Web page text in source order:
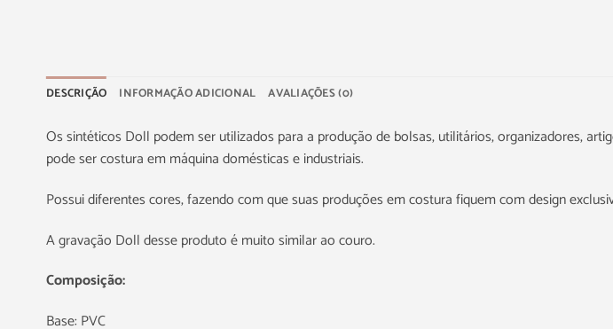
DESCRIÇÃO INFORMAÇÃO ADICIONAL AVALIAÇÕES (0)
Os sintéticos Doll podem ser utilizados para a produção de bolsas, utilitários, organizadores,
pode ser costura em máquina domésticas e industriais.
Possui diferentes cores, fazendo com que suas produções em costura fiquem com design
A gravação Doll desse produto é muito similar ao couro.
Composição:
Base: PVC